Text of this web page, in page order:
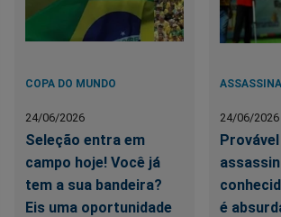
COPA DO MUNDO
24/06/2026
Seleção entra em
campo hoje! Você já
tem a sua bandeira?
Eis uma oportunidade
24/06/2026
é